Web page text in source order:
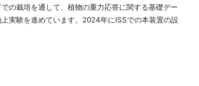
の栽培を通して、植物の重力応答に関する基礎デー
実験を進めています。2024年にISSでの本装置の設